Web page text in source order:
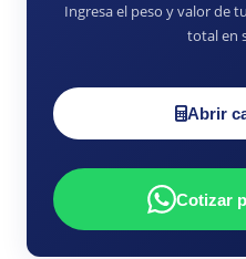
Ingresa el peso y valor de
total en
Abrir
Cotizar